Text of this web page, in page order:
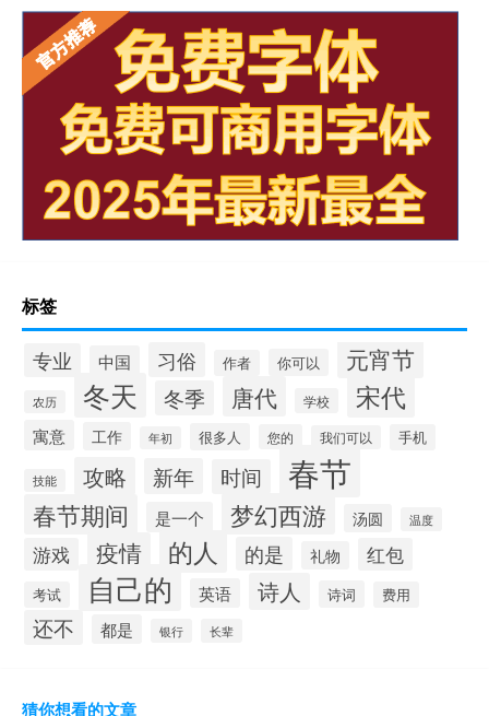
标签
专业 中国 习俗 作者 你可以 元宵节
农历 冬天 冬季 唐代 学校 宋代
寓意 工作 年初 很多人 您的 我们可以 手机
技能 攻略 新年 时间 春节
春节期间 是一个 梦幻西游 汤圆 温度
游戏 疫情 的人 的是 礼物 红包
考试 自己的 英语 诗人 诗词 费用
还不 都是 银行 长辈
猜你想看的文章